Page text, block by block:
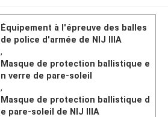
Équipement à l'épreuve des balles
de police d'armée de NIJ IIIA
,
Masque de protection ballistique e
n verre de pare-soleil
,
Masque de protection ballistique d
e pare-soleil de NIJ IIIA